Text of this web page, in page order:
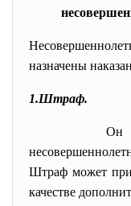
назначены
1.Штраф.
Он может
Штраф может
качестве